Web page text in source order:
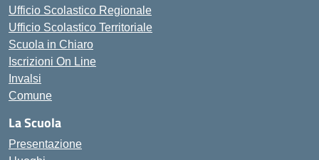
Ufficio Scolastico Regionale
Ufficio Scolastico Territoriale
Scuola in Chiaro
Iscrizioni On Line
Invalsi
Comune
La Scuola
Presentazione